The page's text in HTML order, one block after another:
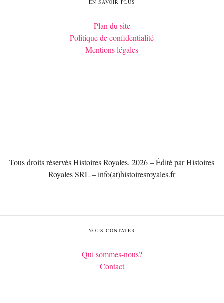
EN SAVOIR PLUS
Plan du site
Politique de confidentialité
Mentions légales
Tous droits réservés Histoires Royales, 2026 – Édité par Histoires
Royales SRL – info(at)histoiresroyales.fr
NOUS CONTATER
Qui sommes-nous?
Contact